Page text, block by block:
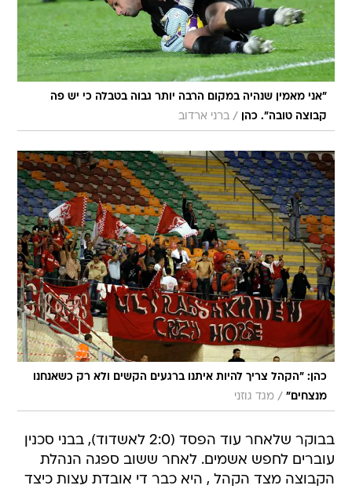
"אני מאמין שנהיה במקום הרבה יותר גבוה בטבלה כי יש פה
קבוצה טובה". כהן
/ ברני ארדוב
כהן: "הקהל צריך להיות איתנו ברגעים הקשים ולא רק כשאנחנו
מנצחים" / מגד גוזני
בבוקר שלאחר עוד הפסד (2:0 לאשדוד), בבני סכנין
עוברים לחפש אשמים. לאחר ששוב ספגה הנהלת
הקבוצה מצד הקהל , היא כבר די אובדת עצות כיצד